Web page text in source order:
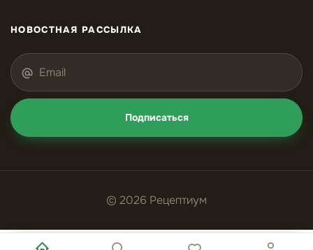
НОВОСТНАЯ РАССЫЛКА
Подписаться
© 2026 Рецептиум